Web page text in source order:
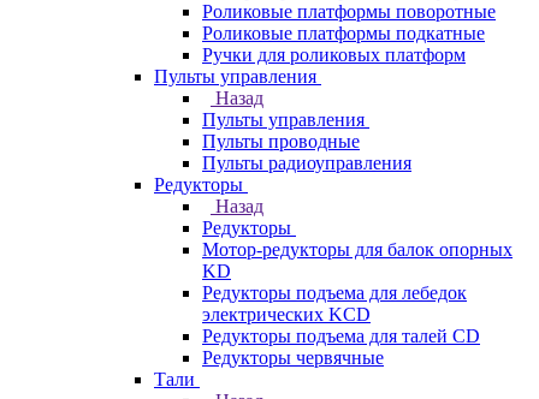
Роликовые платформы поворотные
Роликовые платформы подкатные
Ручки для роликовых платформ
Пульты управления
Назад
Пульты управления
Пульты проводные
Пульты радиоуправления
Редукторы
Назад
Редукторы
Мотор-редукторы для балок опорных
KD
Редукторы подъема для лебедок
электрических KCD
Редукторы подъема для талей CD
Редукторы червячные
Тали